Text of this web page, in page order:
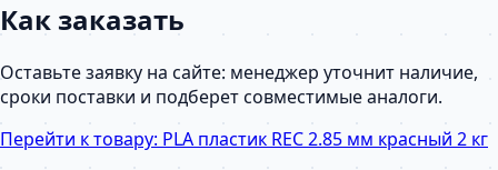
Как заказать
Оставьте заявку на сайте: менеджер уточнит наличие,
сроки поставки и подберет совместимые аналоги.
Перейти к товару: PLA пластик REC 2.85 мм красный 2 кг